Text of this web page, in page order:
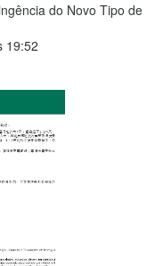
do Novo Tipo de
19:52